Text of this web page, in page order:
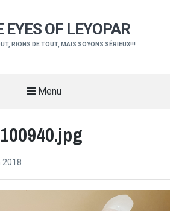
EYES OF LEYOPAR
RIONS DE TOUT, MAIS SOYONS SÉRIEUX!!!
Menu
2018